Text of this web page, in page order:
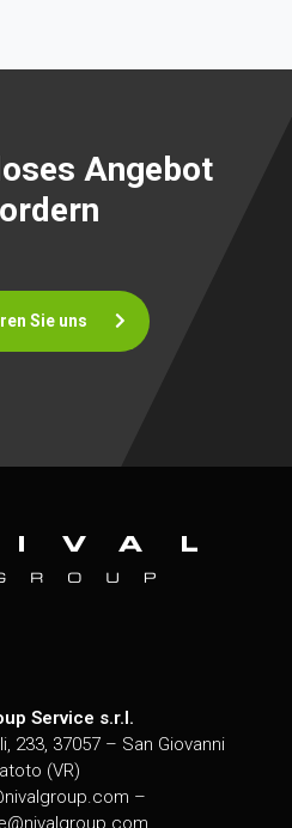
Angebot
Sie uns
Service s.r.l.
233, 37057 – San Giovanni
(VR)
–